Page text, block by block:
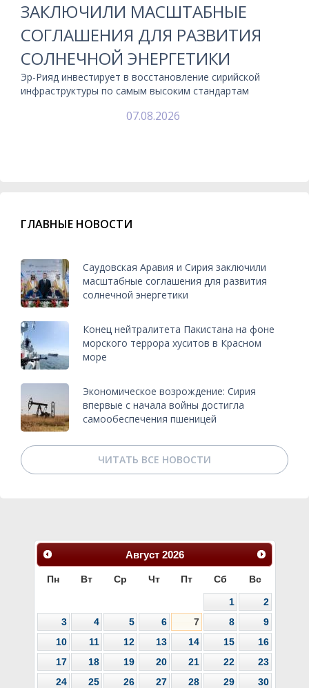
ЗАКЛЮЧИЛИ МАСШТАБНЫЕ
СОГЛАШЕНИЯ ДЛЯ РАЗВИТИЯ
СОЛНЕЧНОЙ ЭНЕРГЕТИКИ
Эр-Рияд инвестирует в восстановление сирийской
инфраструктуры по самым высоким стандартам
07.08.2026
ГЛАВНЫЕ НОВОСТИ
Саудовская Аравия и Сирия заключили
масштабные соглашения для развития
солнечной энергетики
Конец нейтралитета Пакистана на фоне
морского террора хуситов в Красном
море
Экономическое возрождение: Сирия
впервые с начала войны достигла
самообеспечения пшеницей
ЧИТАТЬ ВСЕ НОВОСТИ
Август 2026
Пн Вт Ср Чт Пт Сб Вс
1
2
3
4 5 6 7 8
9
10
11 12 13 14 15
16
17
18 19 20 21 22
23
24
25 26 27 28 29
30